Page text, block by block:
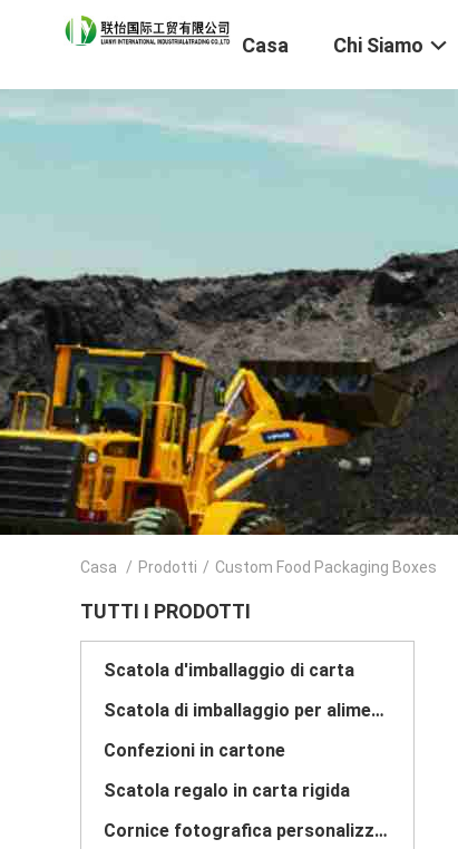
Casa Chi Siamo
Casa / Prodotti / Custom Food Packaging Boxes
TUTTI I PRODOTTI
Scatola d'imballaggio di carta
Scatola di imballaggio per alimenti
Confezioni in cartone
Scatola regalo in carta rigida
Cornice fotografica personalizzata